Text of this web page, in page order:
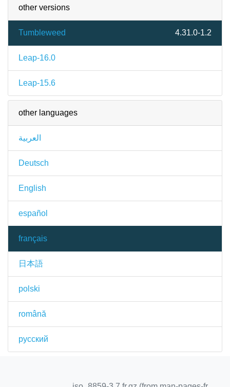
other versions
Tumbleweed 4.31.0-1.2
Leap-16.0
Leap-15.6
other languages
العربية
Deutsch
English
español
français
日本語
polski
română
русский